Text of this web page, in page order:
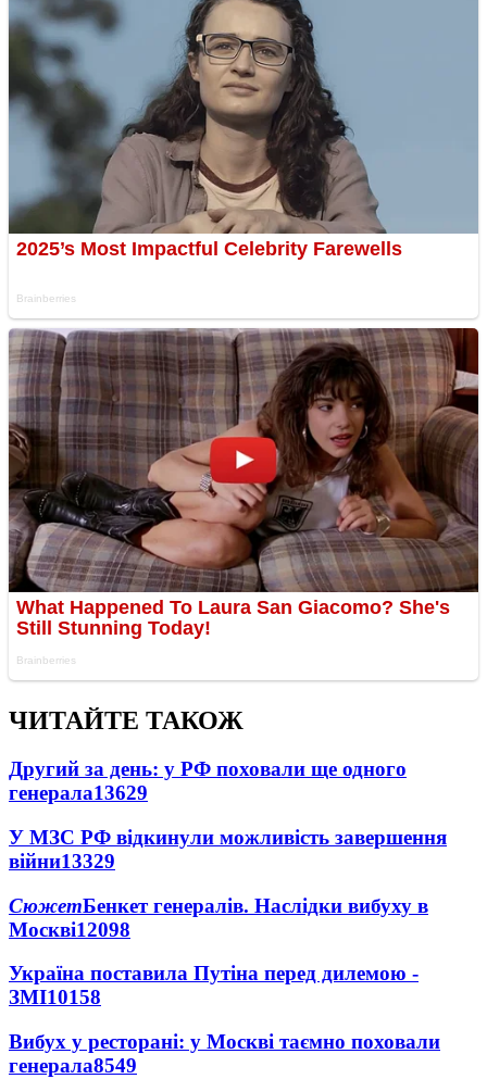
ЧИТАЙТЕ ТАКОЖ
Другий за день: у РФ поховали ще одного
генерала13629
У МЗС РФ відкинули можливість завершення
війни13329
СюжетБенкет генералів. Наслідки вибуху в
Москві12098
Україна поставила Путіна перед дилемою -
ЗМІ10158
Вибух у ресторані: у Москві таємно поховали
генерала8549